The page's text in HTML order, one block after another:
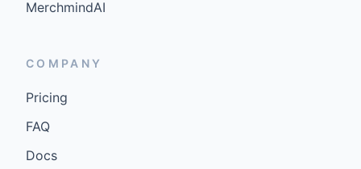
MerchmindAI
COMPANY
Pricing
FAQ
Docs